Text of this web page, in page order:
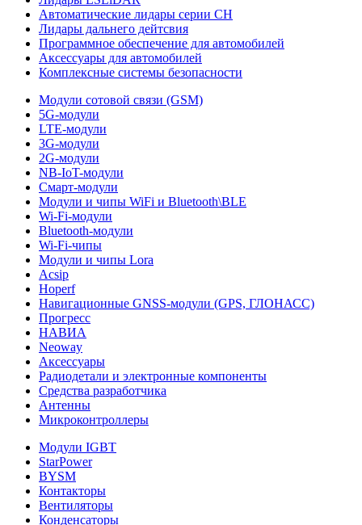
Автоматические лидары серии CH
Лидары дальнего дейтсвия
Программное обеспечение для автомобилей
Аксессуары для автомобилей
Комплексные системы безопасности
Модули сотовой связи (GSM)
5G-модули
LTE-модули
3G-модули
2G-модули
NB-IoT-модули
Смарт-модули
Модули и чипы WiFi и Bluetooth\BLE
Wi-Fi-модули
Bluetooth-модули
Wi-Fi-чипы
Модули и чипы Lora
Acsip
Hoperf
Навигационные GNSS-модули (GPS, ГЛОНАСС)
Прогресс
НАВИА
Neoway
Аксессуары
Радиодетали и электронные компоненты
Средства разработчика
Антенны
Микроконтроллеры
Модули IGBT
StarPower
BYSM
Контакторы
Вентиляторы
Конденсаторы